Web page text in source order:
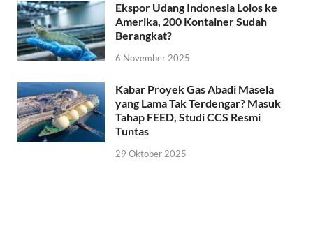
Ekspor Udang Indonesia Lolos ke
Amerika, 200 Kontainer Sudah
Berangkat?
6 November 2025
Kabar Proyek Gas Abadi Masela
yang Lama Tak Terdengar? Masuk
Tahap FEED, Studi CCS Resmi
Tuntas
29 Oktober 2025